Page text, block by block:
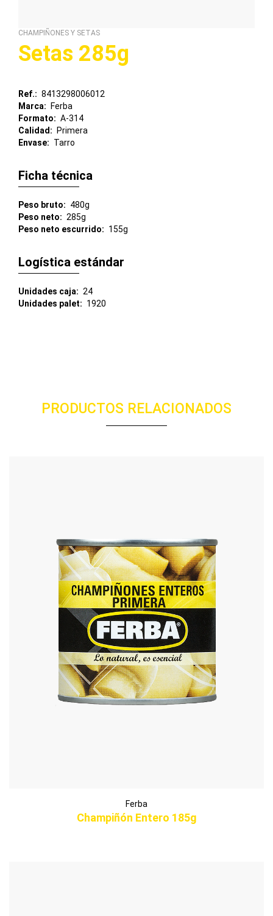
CHAMPIÑONES Y SETAS
Setas 285g
Ref.
8413298006012
Marca
Ferba
Formato
A-314
Calidad
Primera
Envase
Tarro
Ficha técnica
Peso bruto
480g
Peso neto
285g
Peso neto escurrido
155g
Logística estándar
Unidades caja
24
Unidades palet
1920
PRODUCTOS RELACIONADOS
Ferba
Champiñón Entero 185g